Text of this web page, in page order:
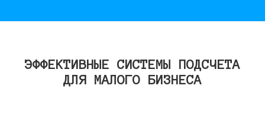
ЭФФЕКТИВНЫЕ СИСТЕМЫ ПОДСЧЕТА
ДЛЯ МАЛОГО БИЗНЕСА